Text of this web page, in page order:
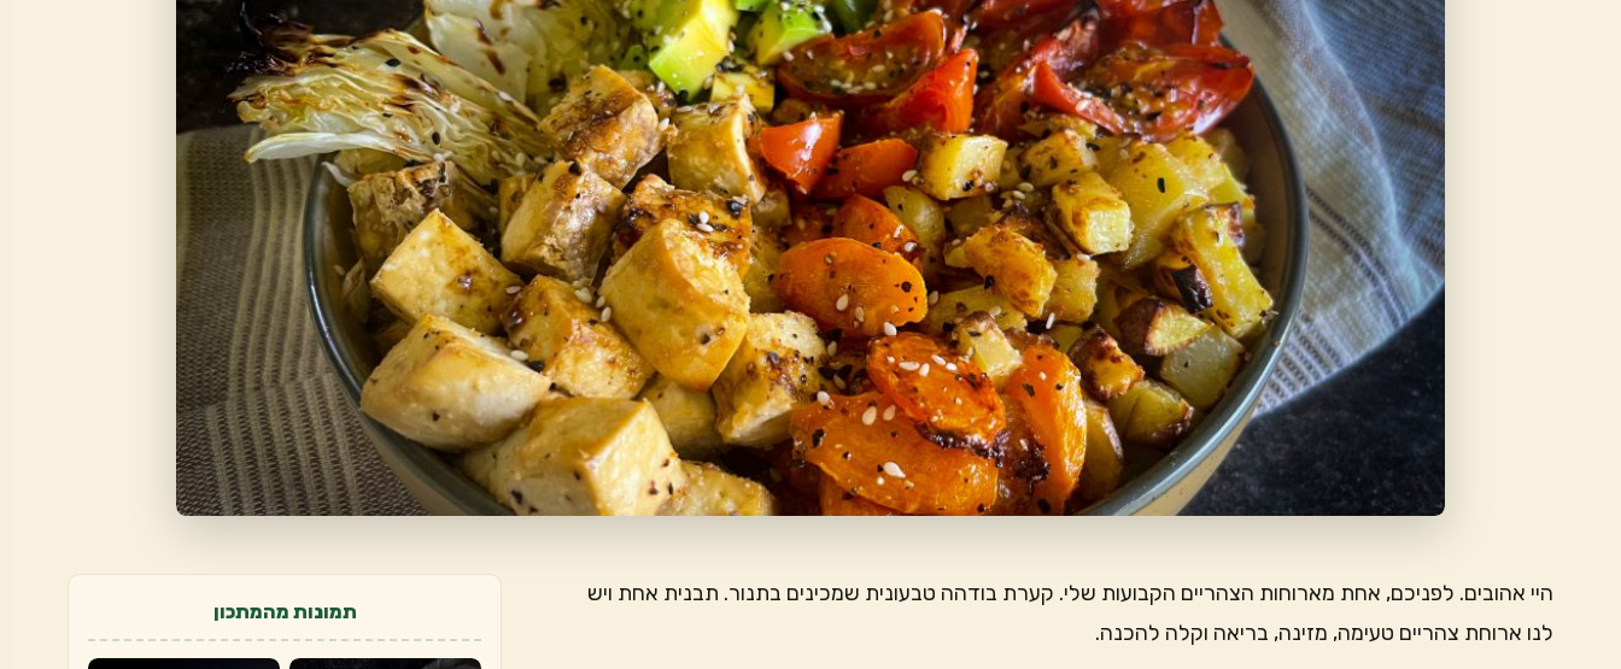
היי אהובים. לפניכם, אחת מארוחות הצהריים הקבועות שלי. קערת בודהה טבעונית שמכינים בתנור. תבנית אחת ויש
לנו ארוחת צהריים טעימה, מזינה, בריאה וקלה להכנה.
תמונות מהמתכון